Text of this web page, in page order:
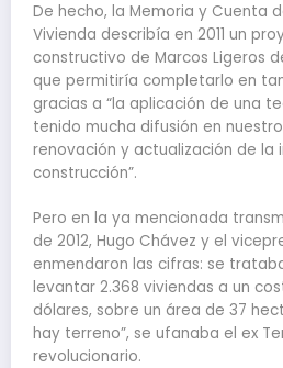
De hecho, la Memoria y Cuenta
Vivienda describía en 2011 un
constructivo de Marcos Ligeros
que permitiría completarlo en
gracias a “la aplicación de una
tenido mucha difusión en
renovación y actualización de la
construcción”.
Pero en la ya mencionada
de 2012, Hugo Chávez y el
enmendaron las cifras: se
levantar 2.368 viviendas a un
dólares, sobre un área de 37
hay terreno”, se ufanaba el ex
revolucionario.